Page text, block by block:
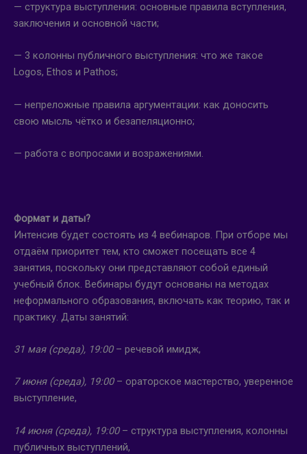
— структура выступления: основные правила вступления,
заключения и основной части;
— 3 колонны публичного выступления: что же такое
Logos, Ethos и Pathos;
— непреложные правила аргументации: как доносить
свою мысль чётко и безапеляционно;
— работа с вопросами и возражениями.
Формат и даты?
Интенсив будет состоять из 4 вебинаров. При отборе мы
отдаём приоритет тем, кто сможет посещать все 4
занятия, поскольку они представляют собой единый
учебный блок. Вебинары будут основаны на методах
неформального образования, включать как теорию, так и
практику. Даты занятий:
31 мая (среда), 19:00– речевой имидж,
7 июня (среда), 19:00– ораторское мастерство, уверенное
выступление,
14 июня (среда), 19:00– структура выступления, колонны
публичных выступлений,